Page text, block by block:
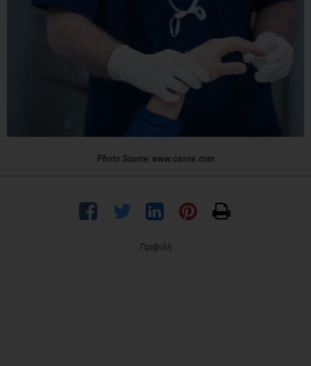
Photo Source: www.canva.com
Προβολή